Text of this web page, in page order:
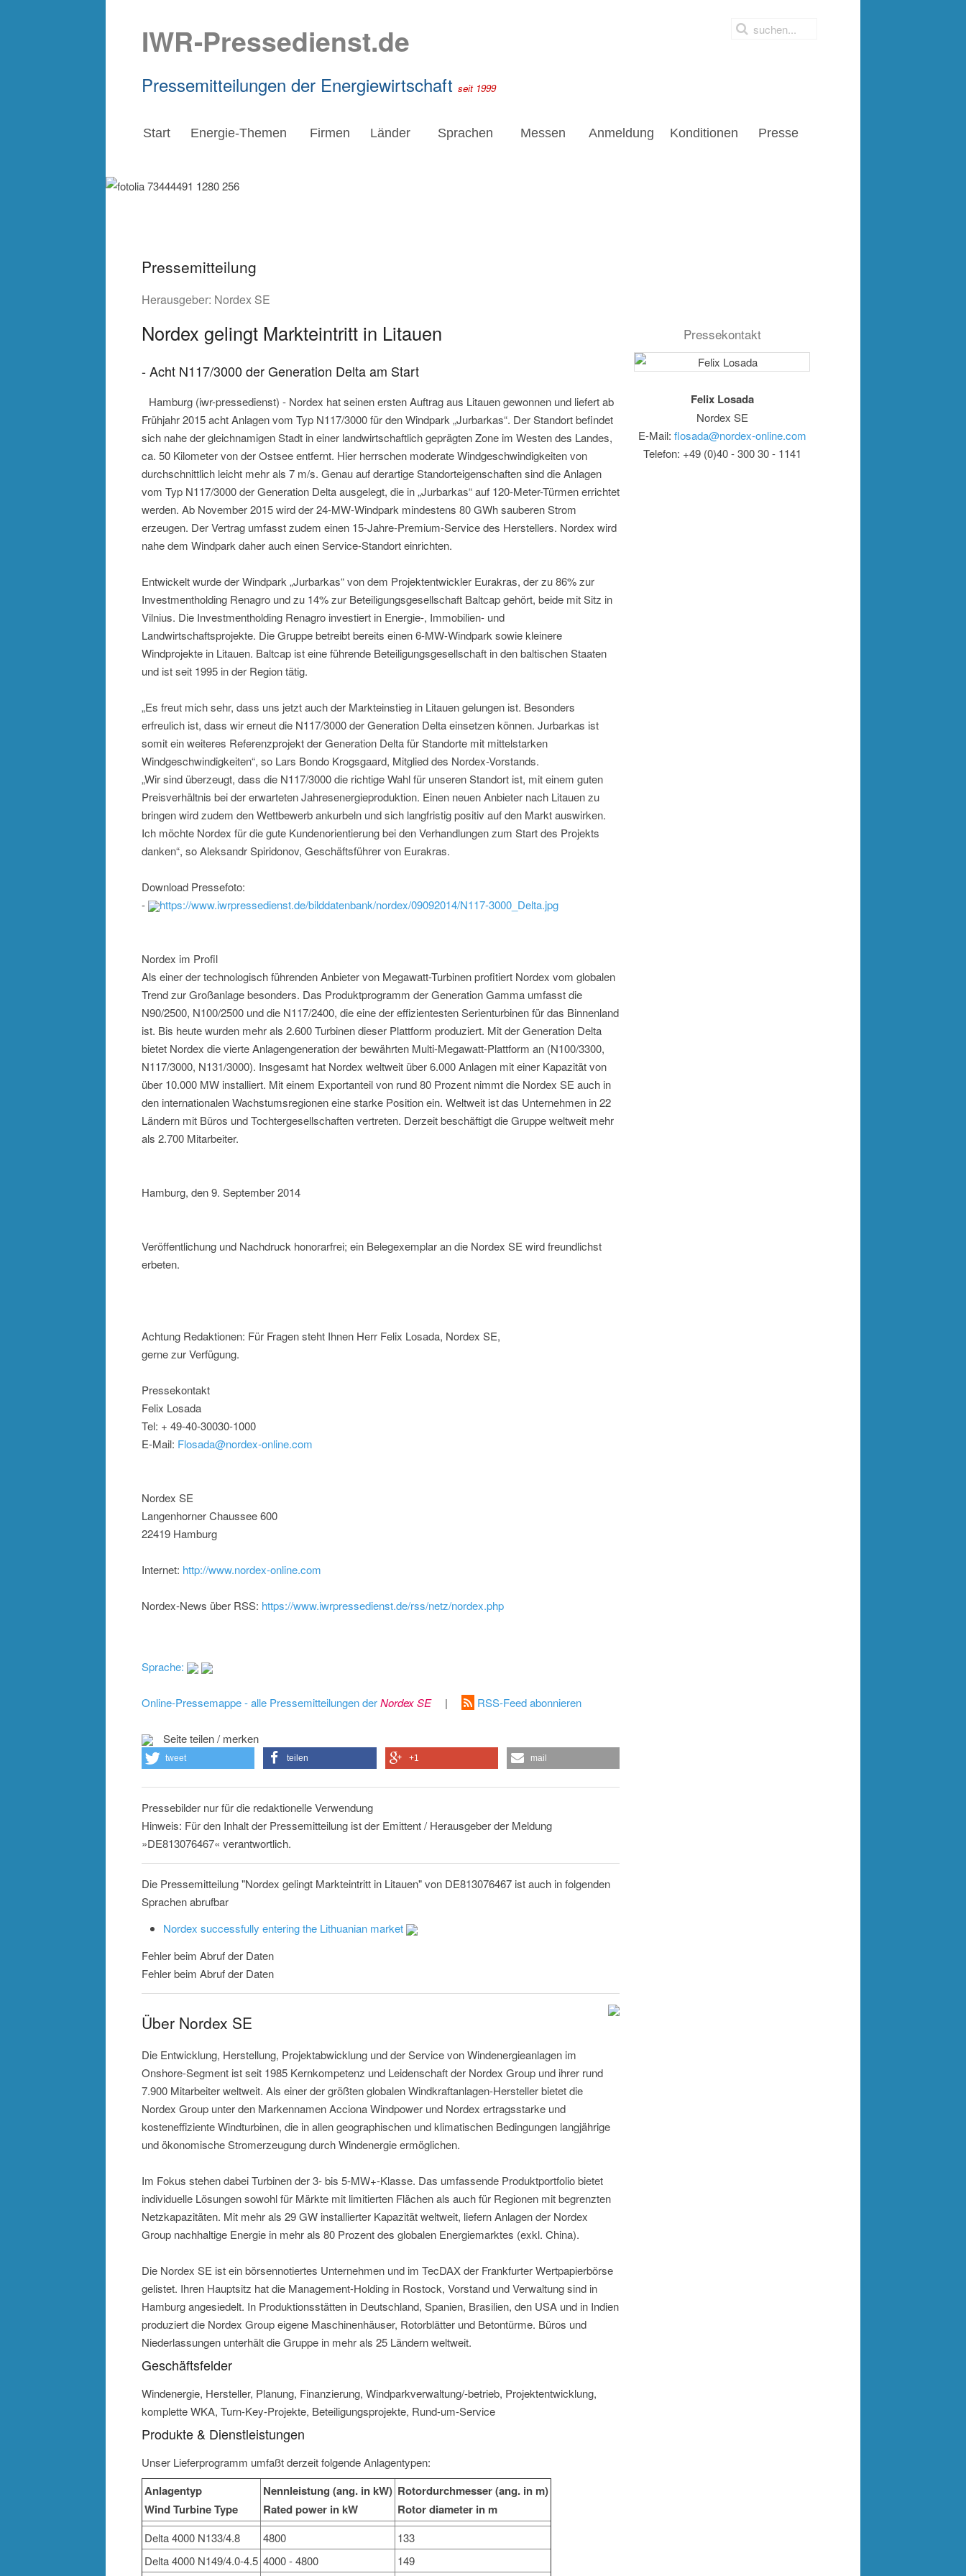
IWR-Pressedienst.de
Pressemitteilungen der Energiewirtschaft seit 1999
Start Energie-Themen Firmen Länder Sprachen Messen Anmeldung Konditionen Presse
Pressemitteilung
Herausgeber: Nordex SE
Nordex gelingt Markteintritt in Litauen
- Acht N117/3000 der Generation Delta am Start
Hamburg (iwr-pressedienst) - Nordex hat seinen ersten Auftrag aus Litauen gewonnen und liefert ab
Frühjahr 2015 acht Anlagen vom Typ N117/3000 für den Windpark „Jurbarkas“. Der Standort befindet
sich nahe der gleichnamigen Stadt in einer landwirtschaftlich geprägten Zone im Westen des Landes,
ca. 50 Kilometer von der Ostsee entfernt. Hier herrschen moderate Windgeschwindigkeiten von
durchschnittlich leicht mehr als 7 m/s. Genau auf derartige Standorteigenschaften sind die Anlagen
vom Typ N117/3000 der Generation Delta ausgelegt, die in „Jurbarkas“ auf 120-Meter-Türmen errichtet
werden. Ab November 2015 wird der 24-MW-Windpark mindestens 80 GWh sauberen Strom
erzeugen. Der Vertrag umfasst zudem einen 15-Jahre-Premium-Service des Herstellers. Nordex wird
nahe dem Windpark daher auch einen Service-Standort einrichten.
Entwickelt wurde der Windpark „Jurbarkas“ von dem Projektentwickler Eurakras, der zu 86% zur
Investmentholding Renagro und zu 14% zur Beteiligungsgesellschaft Baltcap gehört, beide mit Sitz in
Vilnius. Die Investmentholding Renagro investiert in Energie-, Immobilien- und
Landwirtschaftsprojekte. Die Gruppe betreibt bereits einen 6-MW-Windpark sowie kleinere
Windprojekte in Litauen. Baltcap ist eine führende Beteiligungsgesellschaft in den baltischen Staaten
und ist seit 1995 in der Region tätig.
„Es freut mich sehr, dass uns jetzt auch der Markteinstieg in Litauen gelungen ist. Besonders
erfreulich ist, dass wir erneut die N117/3000 der Generation Delta einsetzen können. Jurbarkas ist
somit ein weiteres Referenzprojekt der Generation Delta für Standorte mit mittelstarken
Windgeschwindigkeiten“, so Lars Bondo Krogsgaard, Mitglied des Nordex-Vorstands.
„Wir sind überzeugt, dass die N117/3000 die richtige Wahl für unseren Standort ist, mit einem guten
Preisverhältnis bei der erwarteten Jahresenergieproduktion. Einen neuen Anbieter nach Litauen zu
bringen wird zudem den Wettbewerb ankurbeln und sich langfristig positiv auf den Markt auswirken.
Ich möchte Nordex für die gute Kundenorientierung bei den Verhandlungen zum Start des Projekts
danken“, so Aleksandr Spiridonov, Geschäftsführer von Eurakras.
Download Pressefoto:
-
https://www.iwrpressedienst.de/bilddatenbank/nordex/09092014/N117-3000_Delta.jpg
Nordex im Profil
Als einer der technologisch führenden Anbieter von Megawatt-Turbinen profitiert Nordex vom globalen
Trend zur Großanlage besonders. Das Produktprogramm der Generation Gamma umfasst die
N90/2500, N100/2500 und die N117/2400, die eine der effizientesten Serienturbinen für das Binnenland
ist. Bis heute wurden mehr als 2.600 Turbinen dieser Plattform produziert. Mit der Generation Delta
bietet Nordex die vierte Anlagengeneration der bewährten Multi-Megawatt-Plattform an (N100/3300,
N117/3000, N131/3000). Insgesamt hat Nordex weltweit über 6.000 Anlagen mit einer Kapazität von
über 10.000 MW installiert. Mit einem Exportanteil von rund 80 Prozent nimmt die Nordex SE auch in
den internationalen Wachstumsregionen eine starke Position ein. Weltweit ist das Unternehmen in 22
Ländern mit Büros und Tochtergesellschaften vertreten. Derzeit beschäftigt die Gruppe weltweit mehr
als 2.700 Mitarbeiter.
Hamburg, den 9. September 2014
Veröffentlichung und Nachdruck honorarfrei; ein Belegexemplar an die Nordex SE wird freundlichst
erbeten.
Achtung Redaktionen: Für Fragen steht Ihnen Herr Felix Losada, Nordex SE,
gerne zur Verfügung.
Pressekontakt
Felix Losada
Tel: + 49-40-30030-1000
E-Mail: Flosada@nordex-online.com
Nordex SE
Langenhorner Chaussee 600
22419 Hamburg
Internet: http://www.nordex-online.com
Nordex-News über RSS: https://www.iwrpressedienst.de/rss/netz/nordex.php
Sprache:
Online-Pressemappe - alle Pressemitteilungen derNordex SE | RSS-Feed abonnieren
Seite teilen / merken
tweet teilen +1 mail
Pressebilder nur für die redaktionelle Verwendung
Hinweis: Für den Inhalt der Pressemitteilung ist der Emittent / Herausgeber der Meldung
»DE813076467« verantwortlich.
Die Pressemitteilung "Nordex gelingt Markteintritt in Litauen" von DE813076467 ist auch in folgenden
Sprachen abrufbar
Nordex successfully entering the Lithuanian market
Fehler beim Abruf der Daten
Fehler beim Abruf der Daten
Über Nordex SE
Die Entwicklung, Herstellung, Projektabwicklung und der Service von Windenergieanlagen im
Onshore-Segment ist seit 1985 Kernkompetenz und Leidenschaft der Nordex Group und ihrer rund
7.900 Mitarbeiter weltweit. Als einer der größten globalen Windkraftanlagen-Hersteller bietet die
Nordex Group unter den Markennamen Acciona Windpower und Nordex ertragsstarke und
kosteneffiziente Windturbinen, die in allen geographischen und klimatischen Bedingungen langjährige
und ökonomische Stromerzeugung durch Windenergie ermöglichen.
Im Fokus stehen dabei Turbinen der 3- bis 5-MW+-Klasse. Das umfassende Produktportfolio bietet
individuelle Lösungen sowohl für Märkte mit limitierten Flächen als auch für Regionen mit begrenzten
Netzkapazitäten. Mit mehr als 29 GW installierter Kapazität weltweit, liefern Anlagen der Nordex
Group nachhaltige Energie in mehr als 80 Prozent des globalen Energiemarktes (exkl. China).
Die Nordex SE ist ein börsennotiertes Unternehmen und im TecDAX der Frankfurter Wertpapierbörse
gelistet. Ihren Hauptsitz hat die Management-Holding in Rostock, Vorstand und Verwaltung sind in
Hamburg angesiedelt. In Produktionsstätten in Deutschland, Spanien, Brasilien, den USA und in Indien
produziert die Nordex Group eigene Maschinenhäuser, Rotorblätter und Betontürme. Büros und
Niederlassungen unterhält die Gruppe in mehr als 25 Ländern weltweit.
Geschäftsfelder
Windenergie, Hersteller, Planung, Finanzierung, Windparkverwaltung/-betrieb, Projektentwicklung,
komplette WKA, Turn-Key-Projekte, Beteiligungsprojekte, Rund-um-Service
Produkte & Dienstleistungen
Unser Lieferprogramm umfaßt derzeit folgende Anlagentypen:
Anlagentyp
Wind Turbine Type
Nennleistung (ang. in kW)
Rated power in kW
Rotordurchmesser (ang. in m)
Rotor diameter in m
Delta 4000 N133/4.8 4800
133
Delta 4000 N149/4.0-4.5 4000 - 4800 149
Pressekontakt
Felix Losada
Nordex SE
E-Mail: flosada@nordex-online.com
Telefon: +49 (0)40 - 300 30 - 1141